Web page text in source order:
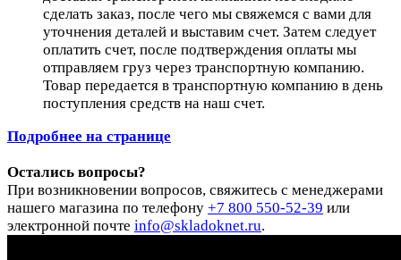
сделать заказ, после чего мы свяжемся с вами для
уточнения деталей и выставим счет. Затем следует
оплатить счет, после подтверждения оплаты мы
отправляем груз через транспортную компанию.
Товар передается в транспортную компанию в день
поступления средств на наш счет.
Подробнее на странице
Остались вопросы?
При возникновении вопросов, свяжитесь с менеджерами
нашего магазина по телефону +7 800 550-52-39 или
электронной почте info@skladoknet.ru.